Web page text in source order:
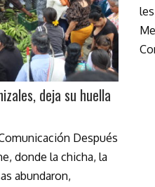
deja su huella
Después
donde la chicha, la
abundaron,